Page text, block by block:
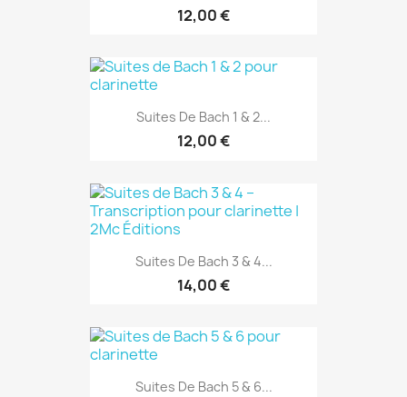
12,00 €
Suites De Bach 1 & 2...
12,00 €
Suites De Bach 3 & 4...
14,00 €
Suites De Bach 5 & 6...